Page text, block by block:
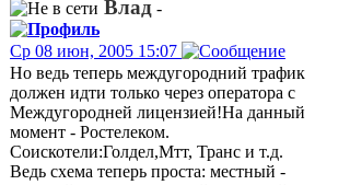
Влад -
Ср 08 июн, 2005 15:07
Но ведь теперь междугородний трафик
должен идти только через оператора с
Междугородней лицензией!На данный
момент - Ростелеком.
Соискотели:Голдел,Мтт, Транс и т.д.
Ведь схема теперь проста: местный -